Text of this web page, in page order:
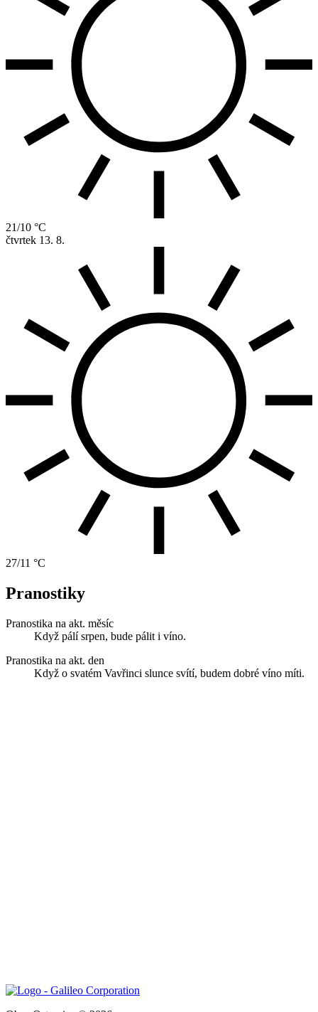
21/10 °C
čtvrtek 13. 8.
27/11 °C
Pranostiky
Pranostika na akt. měsíc
Když pálí srpen, bude pálit i víno.
Pranostika na akt. den
Když o svatém Vavřinci slunce svítí, budem dobré víno míti.